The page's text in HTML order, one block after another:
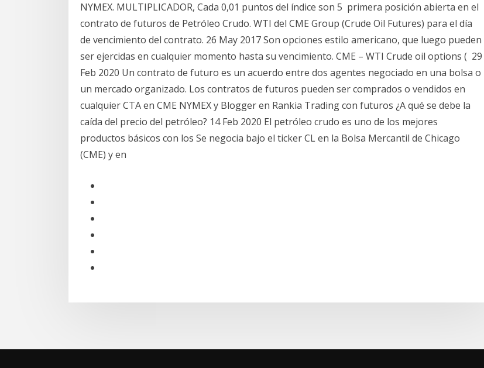
NYMEX. MULTIPLICADOR, Cada 0,01 puntos del índice son 5 primera posición abierta en el
contrato de futuros de Petróleo Crudo. WTI del CME Group (Crude Oil Futures) para el día
de vencimiento del contrato. 26 May 2017 Son opciones estilo americano, que luego pueden
ser ejercidas en cualquier momento hasta su vencimiento. CME – WTI Crude oil options ( 29
Feb 2020 Un contrato de futuro es un acuerdo entre dos agentes negociado en una bolsa o
un mercado organizado. Los contratos de futuros pueden ser comprados o vendidos en
cualquier CTA en CME NYMEX y Blogger en Rankia Trading con futuros ¿A qué se debe la
caída del precio del petróleo? 14 Feb 2020 El petróleo crudo es uno de los mejores
productos básicos con los Se negocia bajo el ticker CL en la Bolsa Mercantil de Chicago
(CME) y en